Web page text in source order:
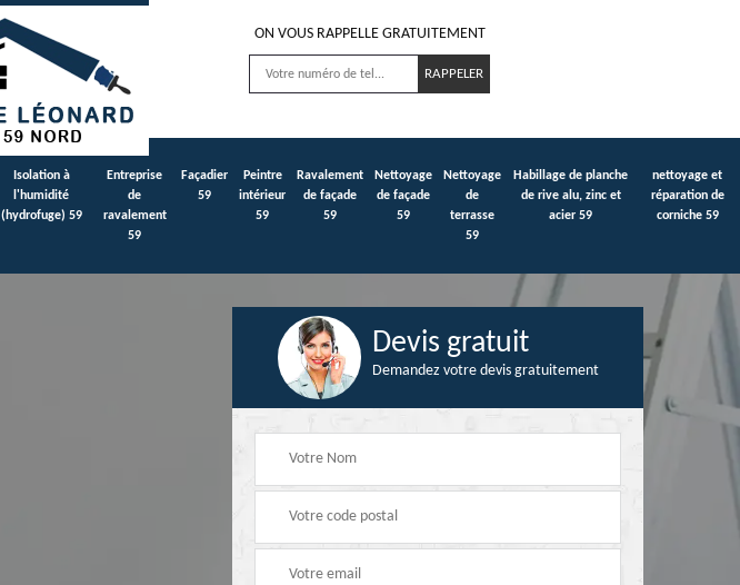
ON VOUS RAPPELLE GRATUITEMENT
Isolation à
l'humidité
(hydrofuge) 59
Entreprise
de
ravalement
59
Façadier
59
Peintre
intérieur
59
Ravalement
de façade
59
Nettoyage
de façade
59
Nettoyage
de
terrasse
59
Habillage de planche
de rive alu, zinc et
acier 59
nettoyage et
réparation de
corniche 59
Devis gratuit
Demandez votre devis gratuitement